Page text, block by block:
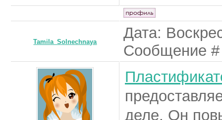
Tamila_Solnechnaya
Дата:
Сообщение
деле. Он